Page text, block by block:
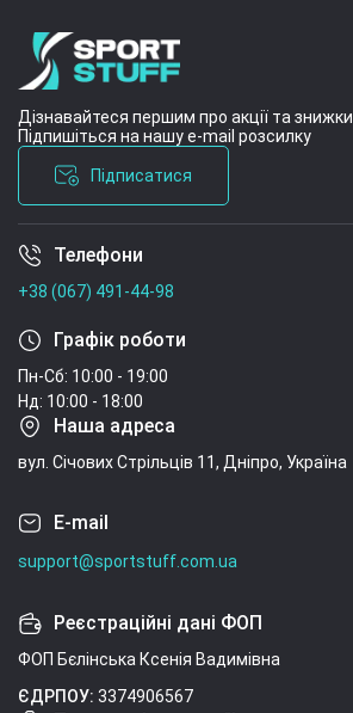
Дізнавайтеся першим про акції та знижки
Підпишіться на нашу e-mail розсилку
Підписатися
Умови угоди
Телефони
+38 (067) 491-44-98
Графік роботи
Пн-Сб: 10:00 - 19:00
Нд: 10:00 - 18:00
Наша адреса
вул. Січових Стрільців 11, Дніпро, Україна
E-mail
support@sportstuff.com.ua
Реєстраційні дані ФОП
ФОП Бєлінська Ксенія Вадимівна
ЄДРПОУ: 3374906567